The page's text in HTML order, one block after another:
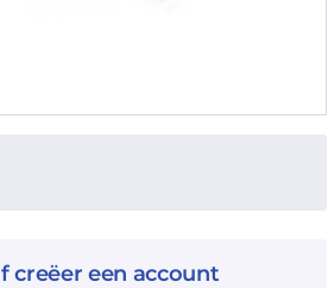
creëer een account